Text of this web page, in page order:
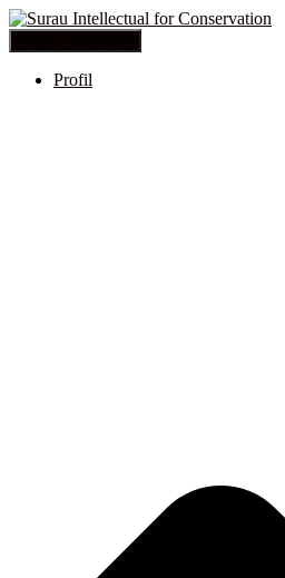
Profil